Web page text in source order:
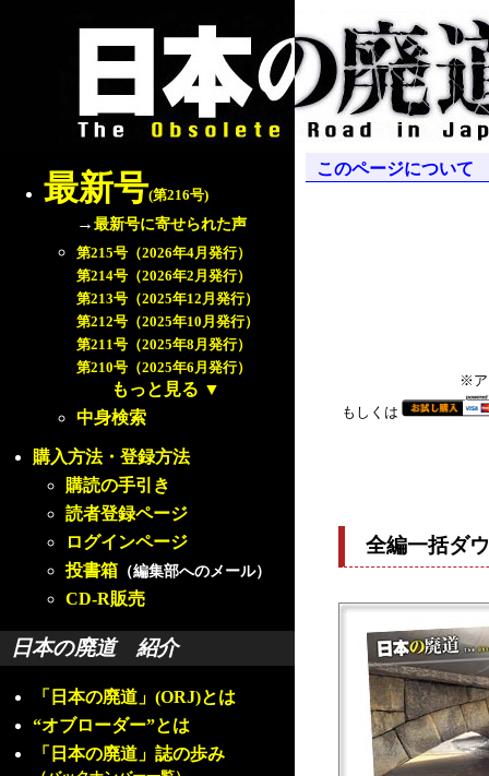
最新号(第216号)
→最新号に寄せられた声
第215号（2026年4月発行）
第214号（2026年2月発行）
第213号（2025年12月発行）
第212号（2025年10月発行）
第211号（2025年8月発行）
第210号（2025年6月発行）
もっと見る ▼
中身検索
購入方法・登録方法
購読の手引き
読者登録ページ
ログインページ
投書箱 （編集部へのメール）
CD-R販売
日本の廃道 紹介
「日本の廃道」(ORJ)とは
“オブローダー”とは
「日本の廃道」誌の歩み
このページについて
※ア
もしくは
全編一括ダ